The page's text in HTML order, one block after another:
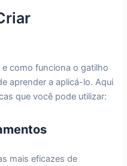
como funciona o gatilho
aprender a aplicá-lo. Aqui
que você pode utilizar:
mais eficazes de